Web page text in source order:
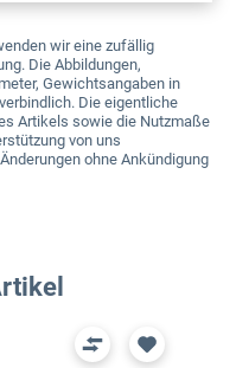
wir eine zufällig
Die Abbildungen,
Gewichtsangaben in
Die eigentliche
Artikels sowie die Nutzmaße
von uns
ohne Ankündigung